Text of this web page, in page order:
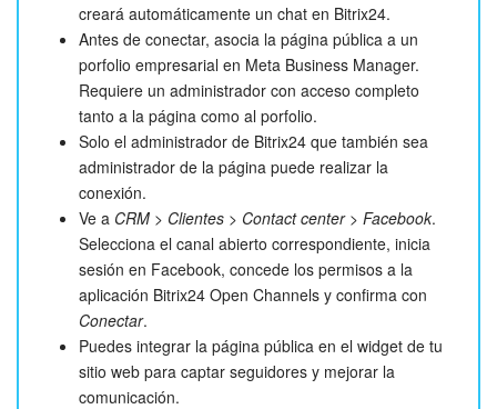
creará automáticamente un chat en Bitrix24.
Antes de conectar, asocia la página pública a un
porfolio empresarial en Meta Business Manager.
Requiere un administrador con acceso completo
tanto a la página como al porfolio.
Solo el administrador de Bitrix24 que también sea
administrador de la página puede realizar la
conexión.
Ve a CRM > Clientes > Contact center> Facebook.
Selecciona el canal abierto correspondiente, inicia
sesión en Facebook, concede los permisos a la
aplicación Bitrix24 Open Channels y confirma con
Conectar.
Puedes integrar la página pública en el widget de tu
sitio web para captar seguidores y mejorar la
comunicación.